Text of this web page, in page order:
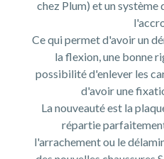
chez Plum) et un
Ce qui permet d'avoir un
la flexion, une bonne
possibilité d'enlever les
d'avoir une
La nouveauté est la
répartie
l'arrachement ou le